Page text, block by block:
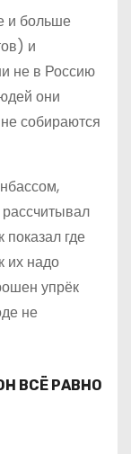
и больше
и
не в Россию
они
собираются
показал где
их надо
упрёк
не
ВСЁ РАВНО